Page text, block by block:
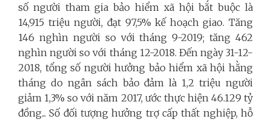
số người tham gia bảo hiểm xã hội bắt buộc là
14,915 triệu người, đạt 97,5% kế hoạch giao. Tăng
146 nghìn người so với tháng 9-2019; tăng 462
nghìn người so với tháng 12-2018. Đến ngày 31-12-
2018, tổng số người hưởng bảo hiểm xã hội hằng
tháng do ngân sách bảo đảm là 1,2 triệu người
giảm 1,3% so với năm 2017, ước thực hiện 46.129 tỷ
đồng...Số đối tượng hưởng trợ cấp thất nghiệp, hỗ